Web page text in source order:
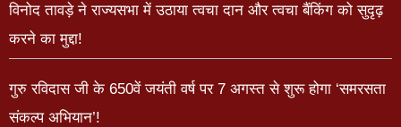
विनोद तावड़े ने राज्यसभा में उठाया त्वचा दान और त्वचा बैंकिंग को सुदृढ़
करने का मुद्दा!
गुरु रविदास जी के 650वें जयंती वर्ष पर 7 अगस्त से शुरू होगा ‘समरसता
संकल्प अभियान’!